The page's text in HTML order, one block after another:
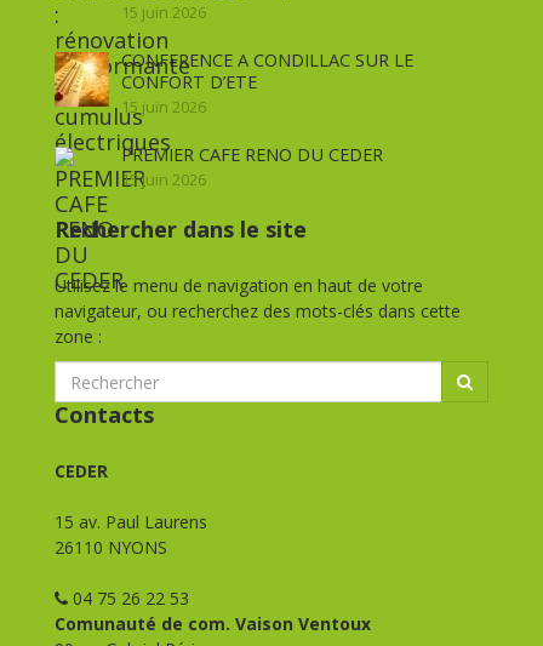
15 juin 2026
CONFERENCE A CONDILLAC SUR LE
CONFORT D’ETE
15 juin 2026
PREMIER CAFE RENO DU CEDER
15 juin 2026
Rechercher dans le site
Utilisez le menu de navigation en haut de votre
navigateur, ou recherchez des mots-clés dans cette
zone :
Contacts
CEDER
15 av. Paul Laurens
26110 NYONS
04 75 26 22 53
Comunauté de com. Vaison Ventoux